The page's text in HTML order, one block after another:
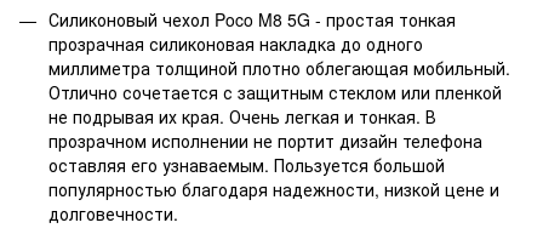
Силиконовый чехол Poco M8 5G - простая тонкая
прозрачная силиконовая накладка до одного
миллиметра толщиной плотно облегающая мобильный.
Отлично сочетается с защитным стеклом или пленкой
не подрывая их края. Очень легкая и тонкая. В
прозрачном исполнении не портит дизайн телефона
оставляя его узнаваемым. Пользуется большой
популярностью благодаря надежности, низкой цене и
долговечности.